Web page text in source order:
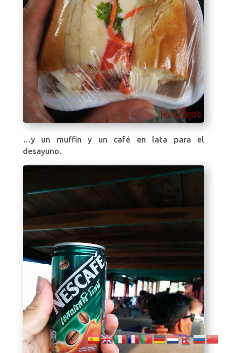
…y un muffin y un café en lata para el
desayuno.